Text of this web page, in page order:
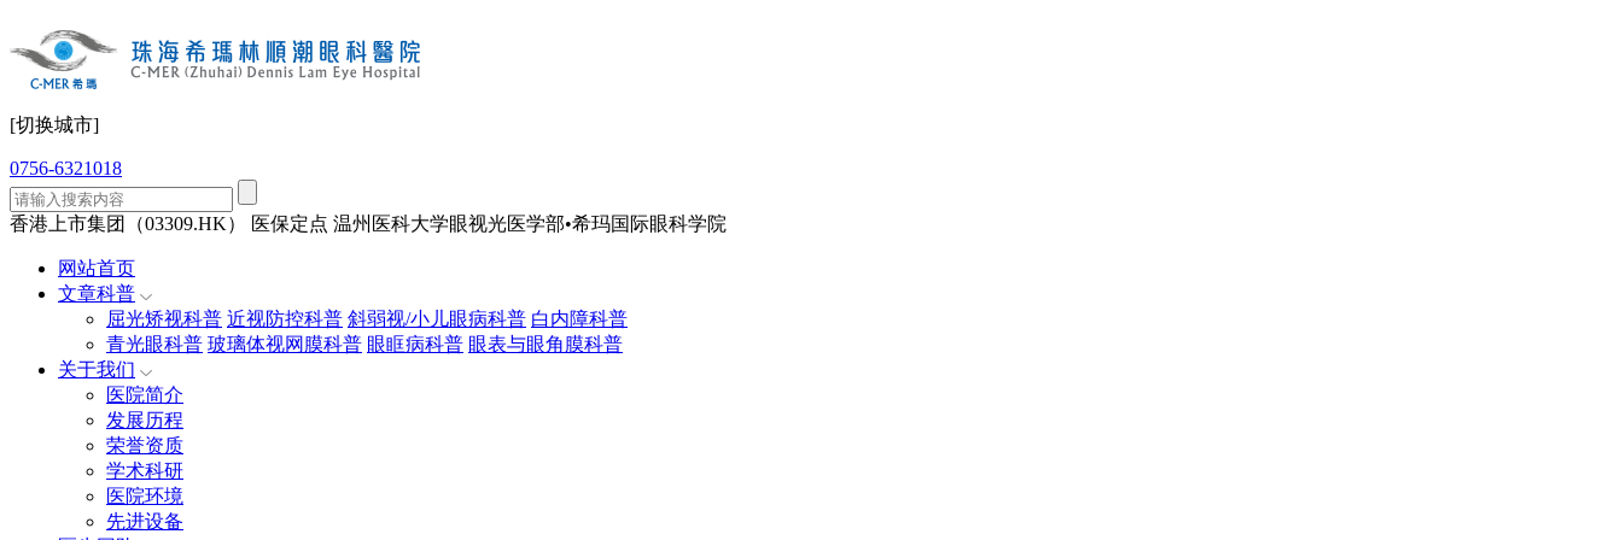
[切换城市]
0756-6321018
香港上市集团（03309.HK） 医保定点 温州医科大学眼视光医学部•希玛国际眼科学院
网站首页
文章科普
屈光矫视科普 近视防控科普 斜弱视/小儿眼病科普 白内障科普
青光眼科普 玻璃体视网膜科普 眼眶病科普 眼表与眼角膜科普
关于我们
医院简介
发展历程
荣誉资质
学术科研
医院环境
先进设备